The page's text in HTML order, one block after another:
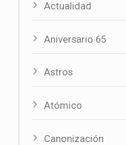
Actualidad
Aniversario 65
Astros
Atómico
Canonización